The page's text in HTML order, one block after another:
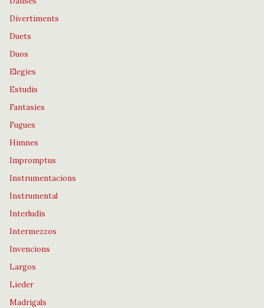
Divertiments
Duets
Duos
Elegies
Estudis
Fantasies
Fugues
Himnes
Impromptus
Instrumentacions
Instrumental
Interludis
Intermezzos
Invencions
Largos
Lieder
Madrigals